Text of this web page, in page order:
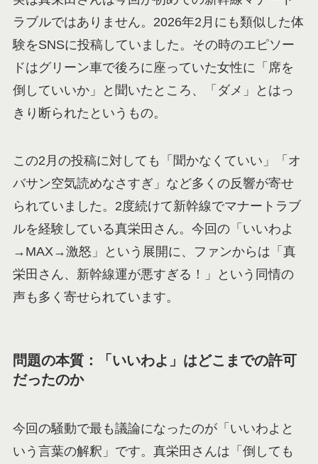
ラブルではありません。2026年2月にも類似した体
験をSNSに投稿していました。その時のエピソー
ドはグリーン車で後ろに座っていた女性に「席を
倒していいか」と聞いたところ、「ダメ」とはっ
きり断られたというもの。
この2月の投稿に対しても「聞かなくていい」「オ
バサン空気読めなさすぎ」など多くの反響が寄せ
られていました。2度続けて新幹線でマナートラブ
ルを経験している真栄田さん。今回の「いいわよ
→MAX→激怒」という展開に、ファンからは「真
栄田さん、新幹線運が悪すぎる！」という同情の
声も多く寄せられています。
問題の本質：「いいわよ」はどこまでの許可
だったのか
今回の騒動で最も議論になったのが「いいわよと
いう言葉の解釈」です。真栄田さんは「倒しても